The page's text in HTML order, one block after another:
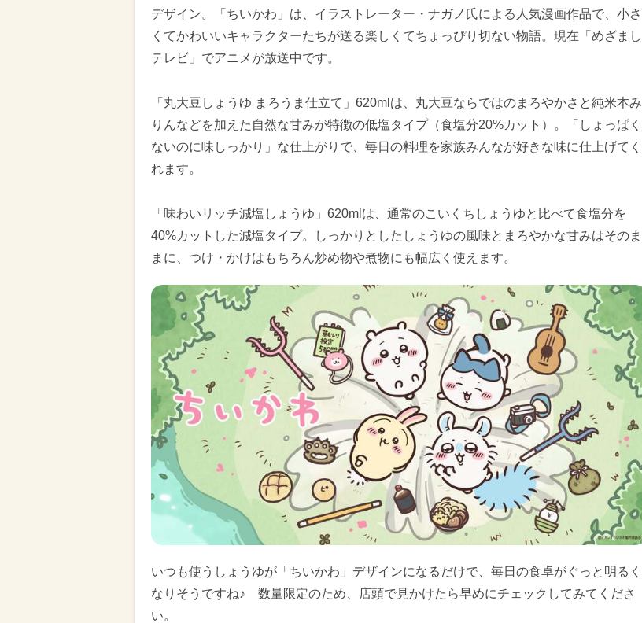
デザイン。「ちいかわ」は、イラストレーター・ナガノ氏による人気漫画作品で、小さ
くてかわいいキャラクターたちが送る楽しくてちょっぴり切ない物語。現在「めざまし
テレビ」でアニメが放送中です。
「丸大豆しょうゆ まろうま仕立て」620mlは、丸大豆ならではのまろやかさと純米本み
りんなどを加えた自然な甘みが特徴の低塩タイプ（食塩分20%カット）。「しょっぱく
ないのに味しっかり」な仕上がりで、毎日の料理を家族みんなが好きな味に仕上げてく
れます。
「味わいリッチ減塩しょうゆ」620mlは、通常のこいくちしょうゆと比べて食塩分を
40%カットした減塩タイプ。しっかりとしたしょうゆの風味とまろやかな甘みはそのま
まに、つけ・かけはもちろん炒め物や煮物にも幅広く使えます。
いつも使うしょうゆが「ちいかわ」デザインになるだけで、毎日の食卓がぐっと明るく
なりそうですね♪ 数量限定のため、店頭で見かけたら早めにチェックしてみてくださ
い。